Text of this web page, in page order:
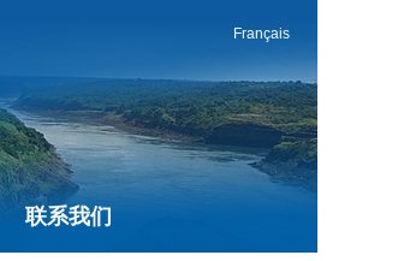
Français
联系我们